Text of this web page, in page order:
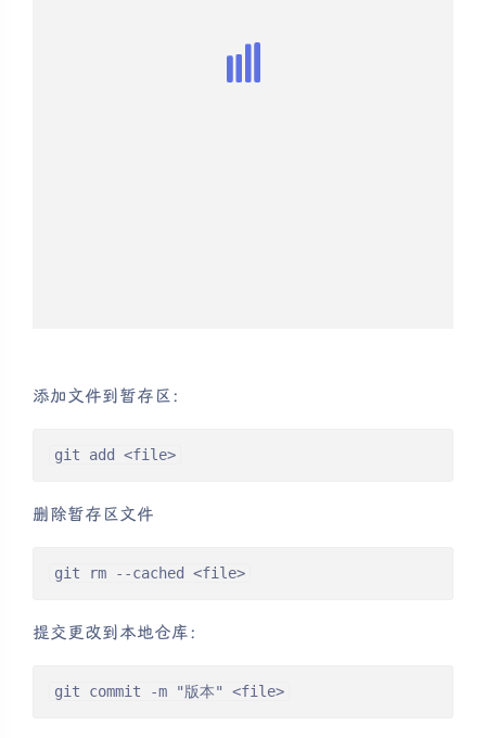
添加文件到暂存区：
git add <file>
删除暂存区文件
git rm --cached <file>
提交更改到本地仓库：
git commit -m "版本" <file>